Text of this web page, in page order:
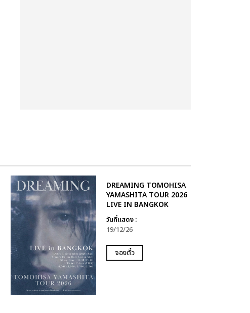
DREAMING TOMOHISA
YAMASHITA TOUR 2026
LIVE IN BANGKOK
วันที่แสดง :
19/12/26
จองตั๋ว